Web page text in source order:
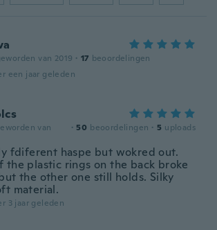
van 2019 · 17 beoordelingen
een jaar geleden
van
· 50 beoordelingen · 5 uploads
fdiferent haspe but wokred out.
the plastic rings on the back broke
the other one still holds. Silky
material.
3 jaar geleden